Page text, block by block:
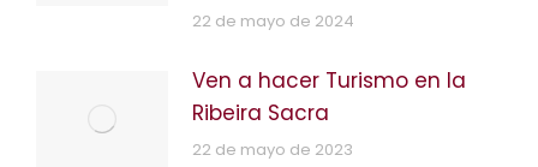
22 de mayo de 2024
Ven a hacer Turismo en la
Ribeira Sacra
22 de mayo de 2023